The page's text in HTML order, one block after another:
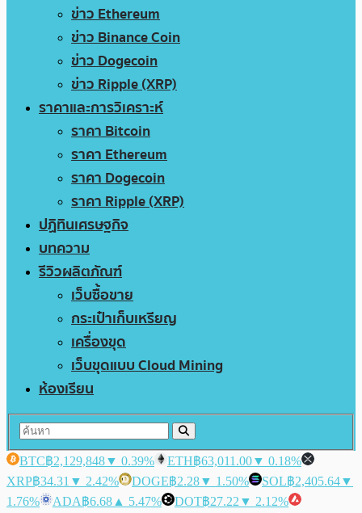
ข่าว Ethereum
ข่าว Binance Coin
ข่าว Dogecoin
ข่าว Ripple (XRP)
ราคาและการวิเคราะห์
ราคา Bitcoin
ราคา Ethereum
ราคา Dogecoin
ราคา Ripple (XRP)
ปฏิทินเศรษฐกิจ
บทความ
รีวิวผลิตภัณฑ์
เว็บซื้อขาย
กระเป๋าเก็บเหรียญ
เครื่องขุด
เว็บขุดแบบ Cloud Mining
ห้องเรียน
BTC฿2,129,848▼ 0.39% ETH฿63,011.00▼ 0.18%
XRP฿34.31 ▼ 2.42% DOGE฿2.28▼ 1.50% SOL฿2,405.64▼
1.76%
ADA฿6.68 ▲ 5.47% DOT฿27.22 ▼ 2.12%